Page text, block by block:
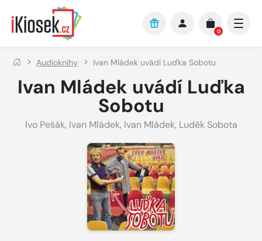
Přejít na hlavní obsah
0
Audioknihy Ivan Mládek uvádí Luďka Sobotu
Ivan Mládek uvádí Luďka
Sobotu
Ivo Pešák, Ivan Mládek, Ivan Mládek, Luděk Sobota